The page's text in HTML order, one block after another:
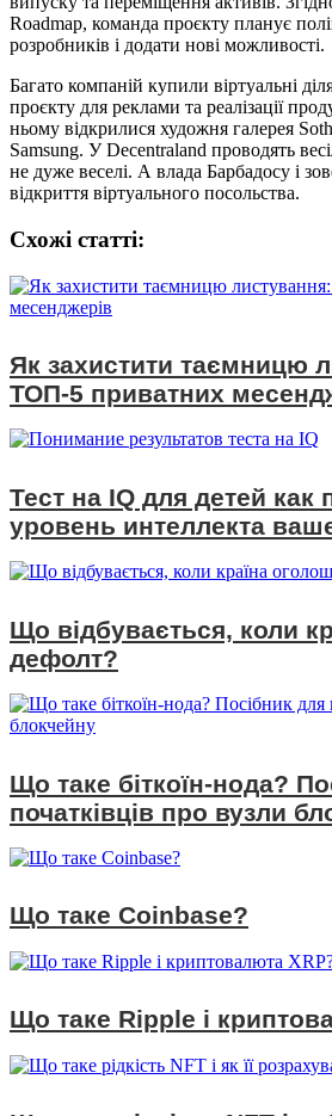
Roadmap, команда проєкту планує
розробників і додати нові можливості.
Багато компаній купили віртуальні
проєкту для реклами та реалізації
ньому відкрилися художня галерея
Samsung. У Decentraland проводять
не дуже веселі. А влада Барбадосу і
відкриття віртуального посольства.
Схожі статтi:
Як захистити таємницю
ТОП-5 приватних
Тест на IQ для детей как
уровень интеллекта
Що відбувається, коли
дефолт?
Що таке біткоїн-нода?
початківців про вузли
Що таке Coinbase?
Що таке Ripple і